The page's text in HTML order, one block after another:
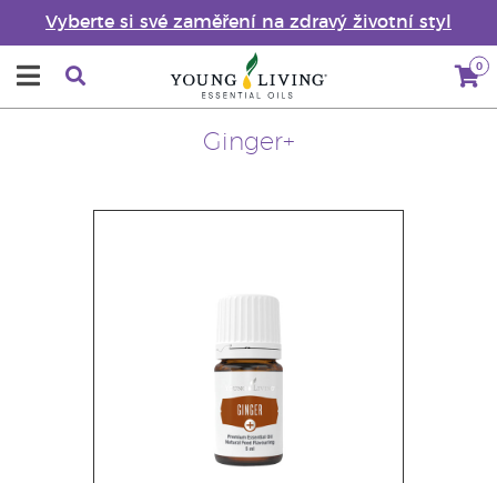
Vyberte si své zaměření na zdravý životní styl
0
Ginger+